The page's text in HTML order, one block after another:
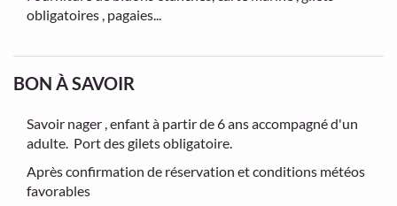
obligatoires , pagaies...
BON À SAVOIR
Savoir nager , enfant à partir de 6 ans accompagné d'un
adulte. Port des gilets obligatoire.
Après confirmation de réservation et conditions météos
favorables